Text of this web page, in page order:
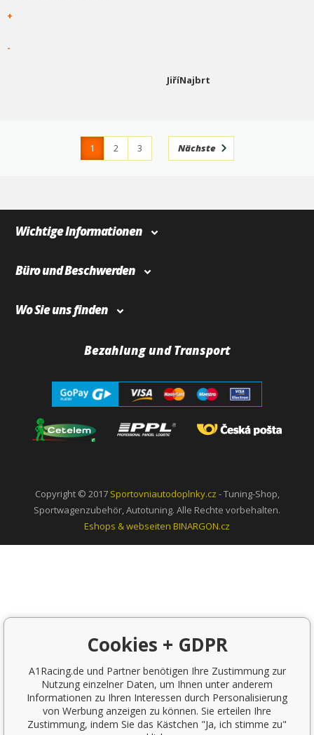
+
-
JiříNajbrt
1 2
3
Nächste
Wichtige Informationen
Büro und Beschwerden
Wo Sie uns finden
Bezahlung und Transport
Copyright © 2017 Sportovniautodoplnky.cz - Tuning-Shop,
Sportwagenzubehör, Autotuning. Alle Rechte vorbehalten.
Eshops & webseiten BINARGON.cz
Cookies + GDPR
A1Racing.de und Partner benötigen Ihre Zustimmung zur
Nutzung einzelner Daten, um Ihnen unter anderem
Informationen zu Ihren Interessen durch Personalisierung
von Werbung anzeigen zu können. Sie erteilen Ihre
Zustimmung, indem Sie das Kästchen "Ja, ich stimme zu"